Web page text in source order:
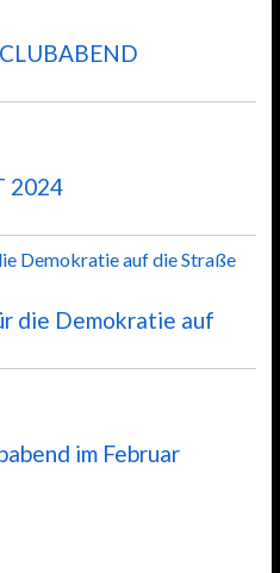
2024
die Demokratie auf
im Februar